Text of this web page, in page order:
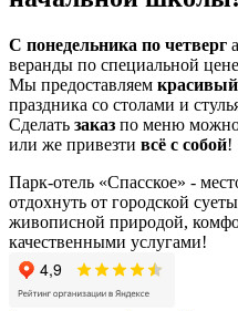
С понедельника по четверг
веранды по специальной
Мы предоставляем
праздника со столами и
Сделать заказ по меню
или же привезти всё с собой!
Парк-отель «Спасское» -
отдохнуть от городской
живописной природой,
качественными услугами!